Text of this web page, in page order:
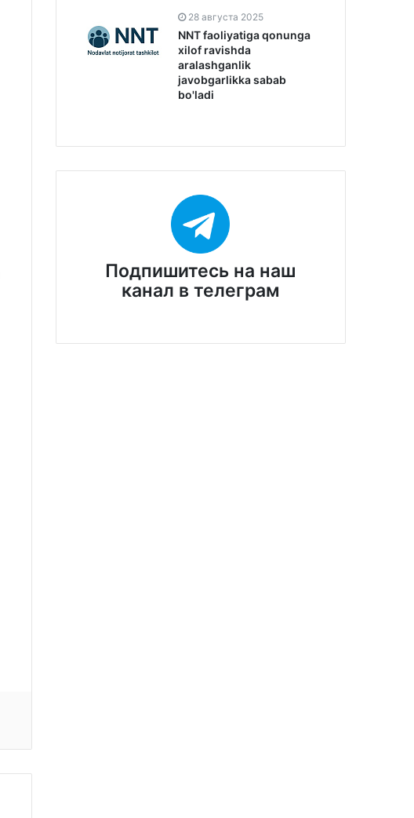
28 августа 2025
NNT faoliyatiga qonunga
xilof ravishda
aralashganlik
javobgarlikka sabab
bo'ladi
Подпишитесь на наш
канал в телеграм